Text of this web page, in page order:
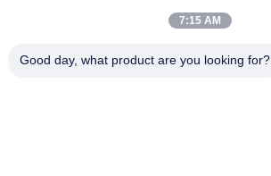
7:15 AM
Good day, what product are you looking for?